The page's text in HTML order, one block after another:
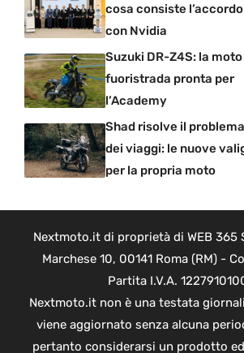
cosa consiste l’accordo
con Nvidia
Suzuki DR-Z4S: la moto
fuoristrada pronta per
l’Academy
Shad risolve il problema
dei viaggi: le nuove
per la propria moto
Nextmoto.it di proprietà di WEB 365
Marchese 10, 00141 Roma (RM) -
Partita I.V.A.
Nextmoto.it non è una testata
viene aggiornato senza alcuna
pertanto considerarsi un prodotto